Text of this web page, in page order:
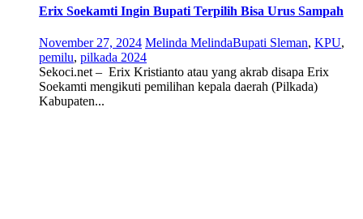
Erix Soekamti Ingin Bupati Terpilih Bisa Urus Sampah
November 27, 2024 Melinda MelindaBupati Sleman, KPU,
pemilu, pilkada 2024
Sekoci.net – Erix Kristianto atau yang akrab disapa Erix
Soekamti mengikuti pemilihan kepala daerah (Pilkada)
Kabupaten...